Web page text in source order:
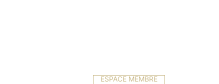
ESPACE MEMBRE